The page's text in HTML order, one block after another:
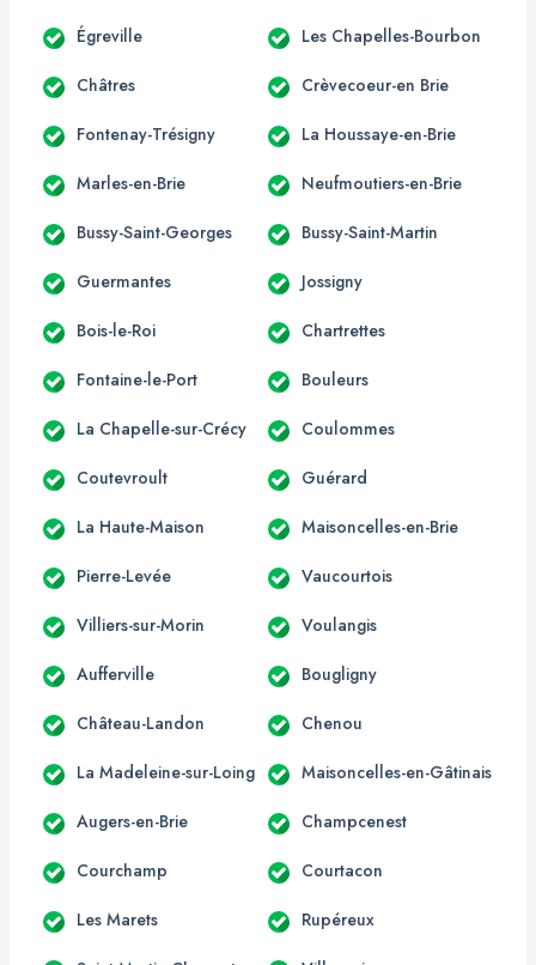
Égreville Les Chapelles-Bourbon
Châtres Crèvecoeur-en Brie
Fontenay-Trésigny La Houssaye-en-Brie
Marles-en-Brie Neufmoutiers-en-Brie
Bussy-Saint-Georges Bussy-Saint-Martin
Guermantes Jossigny
Bois-le-Roi Chartrettes
Fontaine-le-Port Bouleurs
La Chapelle-sur-Crécy Coulommes
Coutevroult Guérard
La Haute-Maison Maisoncelles-en-Brie
Pierre-Levée Vaucourtois
Villiers-sur-Morin Voulangis
Aufferville Bougligny
Château-Landon Chenou
La Madeleine-sur-Loing Maisoncelles-en-Gâtinais
Augers-en-Brie Champcenest
Courchamp Courtacon
Les Marets Rupéreux